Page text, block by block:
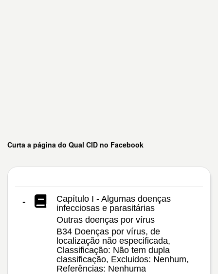
Curta a página do Qual CID no Facebook
-
Capítulo I - Algumas doenças
infecciosas e parasitárias
Outras doenças por vírus
B34 Doenças por vírus, de
localização não especificada,
Classificação: Não tem dupla
classificação, Excluidos: Nenhum,
Referências: Nenhuma